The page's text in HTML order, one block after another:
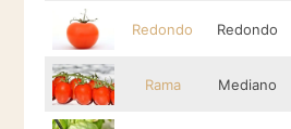
Redondo Redondo
Rama Mediano